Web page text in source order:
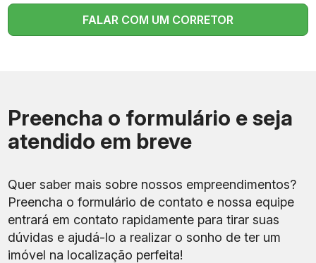
rooftop
Tipo de obra Incorporação
Construtora Opportunity
Copacabana
FALAR COM UM CORRETOR
Preencha o formulário e seja
atendido em breve
Quer saber mais sobre nossos empreendimentos?
Preencha o formulário de contato e nossa equipe
entrará em contato rapidamente para tirar suas
dúvidas e ajudá-lo a realizar o sonho de ter um
imóvel na localização perfeita!